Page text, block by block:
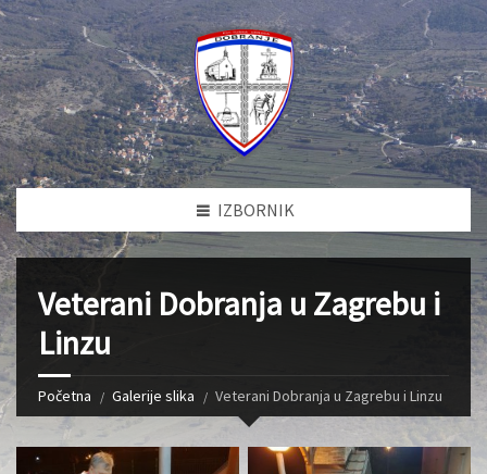
IZBORNIK
Veterani Dobranja u Zagrebu i
Linzu
Početna Galerije slika Veterani Dobranja u Zagrebu i Linzu